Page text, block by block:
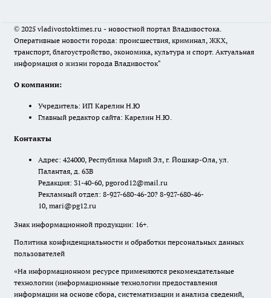
© 2025 vladivostoktimes.ru - новостной портал Владивостока.
Оперативные новости города: происшествия, криминал, ЖКХ,
транспорт, благоустройство, экономика, культура и спорт. Актуальная
информация о жизни города Владивосток"
О компании:
Учредитель: ИП Карелин Н.Ю
Главный редактор сайта: Карелин Н.Ю.
Контакты
Адрес: 424000, Республика Марий Эл, г. Йошкар-Ола, ул.
Палантая, д. 63В
Редакция: 31-40-60, pgorod12@mail.ru
Рекламный отдел: 8-927-680-46-20? 8-927-680-46-
10, mari@pg12.ru
Знак информационной продукции: 16+.
Политика конфиденциальности и обработки персональных данных
пользователей
«На информационном ресурсе применяются рекомендательные
технологии (информационные технологии предоставления
информации на основе сбора, систематизации и анализа сведений,